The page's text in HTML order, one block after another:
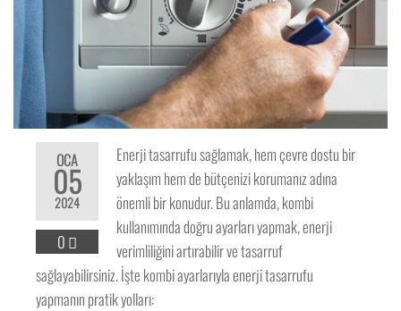
OCA
05
2024
0
Enerji tasarrufu sağlamak, hem çevre dostu bir
yaklaşım hem de bütçenizi korumanız adına
önemli bir konudur. Bu anlamda, kombi
kullanımında doğru ayarları yapmak, enerji
verimliliğini artırabilir ve tasarruf
sağlayabilirsiniz. İşte kombi ayarlarıyla enerji tasarrufu
yapmanın pratik yolları: